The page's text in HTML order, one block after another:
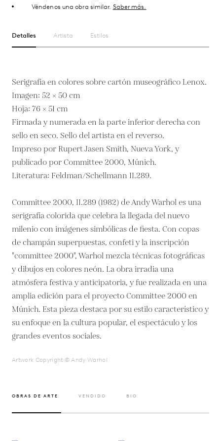
Véndenos una obra similar. Saber más.
Detalles Artista Estilos
Serigrafía en colores sobre cartón museográfico Lenox.
Imagen: 52 × 50 cm
Hoja: 76 × 51 cm
Firmada y numerada en la parte inferior derecha con
sello en seco. Sello del artista en el reverso.
Impreso por Rupert Jasen Smith, Nueva York, y
publicado por Committee 2000, Múnich.
Literatura: Feldman/Schellmann II.289.
Committee 2000, II.289 (1982) de Andy Warhol es una
serigrafía colorida que celebra la llegada del nuevo
milenio con imágenes simbólicas de fiesta. Con copas
de champán superpuestas, confeti y la inscripción
"committee 2000", Warhol mezcla técnicas fotográficas
y dibujos en colores neón. La obra irradia una
atmósfera festiva y anticipatoria, y fue realizada en una
amplia edición para el proyecto Committee 2000 en
Múnich. Esta pieza destaca por su estilo característico y
su enfoque en la cultura popular, el espectáculo y los
grandes eventos sociales.
Artwork Copyright © Andy Warhol
OBRAS DE ARTE VENDIDO BIO